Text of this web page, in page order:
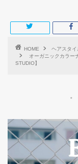
HOME
ヘアスタイ
オーガニックカラー
STUDIO】